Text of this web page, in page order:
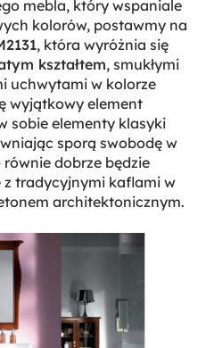
mebla, który wspaniale
kolorów, postawmy na
, która wyróżnia się
kształtem, smukłymi
uchwytami w kolorze
wyjątkowy element
sobie elementy klasyki
sporą swobodę w
równie dobrze będzie
z tradycyjnymi kaflami w
architektonicznym.